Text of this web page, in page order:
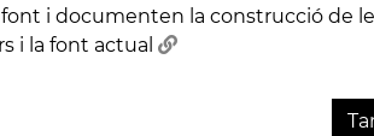
i la font actual